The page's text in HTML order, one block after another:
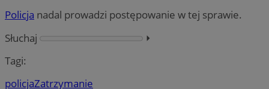
Policja nadal prowadzi postępowanie w tej sprawie.
Słuchaj
⏵︎
Tagi:
policjaZatrzymanie